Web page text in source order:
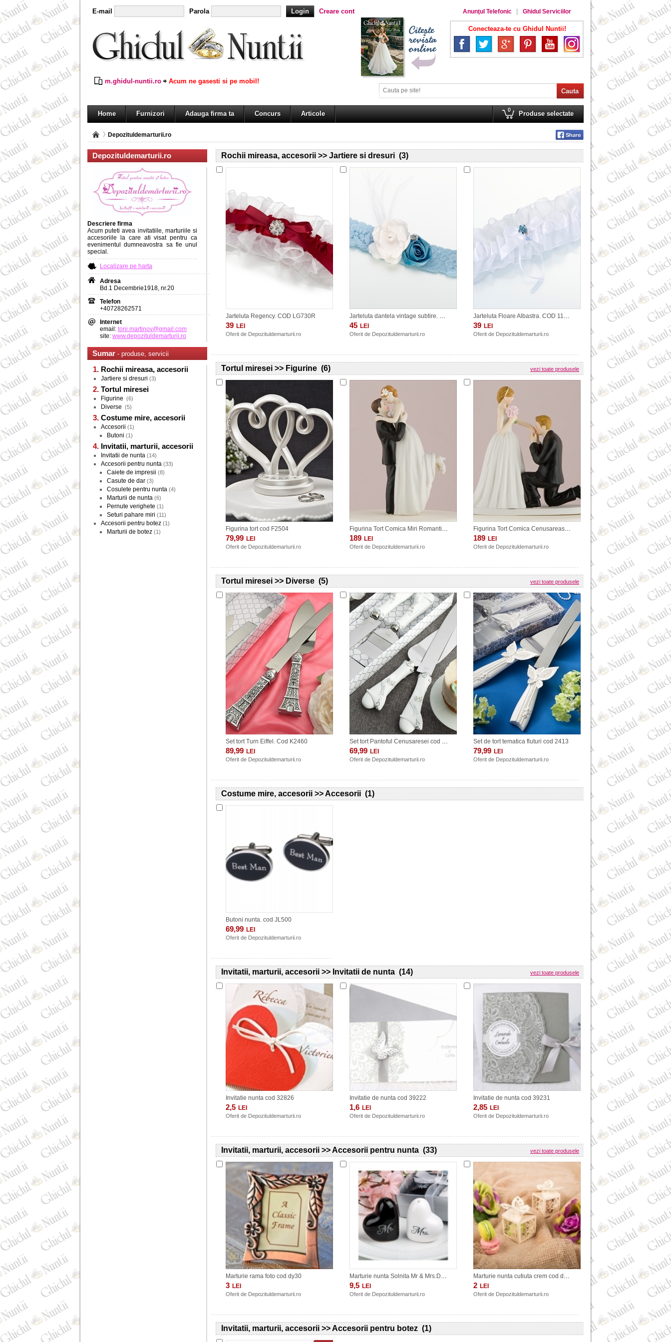
E-mail Parola Creare cont Anunţul Telefonic Ghidul Serviciilor
Conecteaza-te cu Ghidul Nuntii!
m.ghidul-nuntii.ro Acum ne gasesti si pe mobil!
0 Produse selectate
Home Furnizori Adauga firma ta Concurs Articole
Depozituldemarturii.ro
Depozituldemarturii.ro
Descriere firma
Acum puteti avea invitatiile, marturiile si
accesoriile la care ati visat pentru ca
evenimentul dumneavostra sa fie unul
special.
Localizare pe harta
Adresa
Bd.1 Decembrie1918, nr.20
Telefon
+40728262571
Internet
email: toni.martinov@gmail.com
site: www.depozituldemarturii.ro
Sumar - produse, servicii
Rochii mireasa, accesorii
Jartiere si dresuri (3)
Tortul miresei
Figurine (6)
Diverse (5)
Costume mire, accesorii
Accesorii (1)
Butoni (1)
Invitatii, marturii, accesorii
Invitatii de nunta (14)
Accesorii pentru nunta (33)
Caiete de impresii (8)
Casute de dar (3)
Cosulete pentru nunta (4)
Marturii de nunta (6)
Pernute verighete (1)
Seturi pahare miri (11)
Accesorii pentru botez (1)
Marturii de botez (1)
Rochii mireasa, accesorii >> Jartiere si dresuri (3)
Jarteluta Regency. COD LG730R
39 LEI
Oferit de Depozituldemarturii.ro
Jarteluta dantela vintage subtire. cod LG195
45 LEI
Oferit de Depozituldemarturii.ro
Jarteluta Floare Albastra. COD 119W
39 LEI
Oferit de Depozituldemarturii.ro
Tortul miresei >> Figurine (6) vezi toate produsele
Figurina tort cod F2504
79,99 LEI
Oferit de Depozituldemarturii.ro
Figurina Tort Comica Miri Romantici. COD F913
189 LEI
Oferit de Depozituldemarturii.ro
Figurina Tort Comica Cenusareasa. COD F840
189 LEI
Oferit de Depozituldemarturii.ro
Tortul miresei >> Diverse (5) vezi toate produsele
Set tort Turn Eiffel. Cod K2460
89,99 LEI
Oferit de Depozituldemarturii.ro
Set tort Pantoful Cenusaresei cod 2448
69,99 LEI
Oferit de Depozituldemarturii.ro
Set de tort tematica fluturi cod 2413
79,99 LEI
Oferit de Depozituldemarturii.ro
Costume mire, accesorii >> Accesorii (1)
Butoni nunta. cod JL500
69,99 LEI
Oferit de Depozituldemarturii.ro
Invitatii, marturii, accesorii >> Invitatii de nunta (14) vezi toate produsele
Invitatie nunta cod 32826
2,5 LEI
Oferit de Depozituldemarturii.ro
Invitatie de nunta cod 39222
1,6 LEI
Oferit de Depozituldemarturii.ro
Invitatie de nunta cod 39231
2,85 LEI
Oferit de Depozituldemarturii.ro
Invitatii, marturii, accesorii >> Accesorii pentru nunta (33) vezi toate produsele
Marturie rama foto cod dy30
3 LEI
Oferit de Depozituldemarturii.ro
Marturie nunta Solnita Mr & Mrs.DY103
9,5 LEI
Oferit de Depozituldemarturii.ro
Marturie nunta cutiuta crem cod dy31
2 LEI
Oferit de Depozituldemarturii.ro
Invitatii, marturii, accesorii >> Accesorii pentru botez (1)